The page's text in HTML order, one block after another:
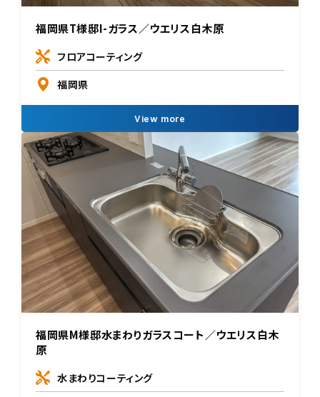
福岡県T様邸I-ガラス／ウエリス白木原
フロアコーティング
福岡県
View more
福岡県M様邸水まわりガラスコート／ウエリス白木
原
水まわりコーティング